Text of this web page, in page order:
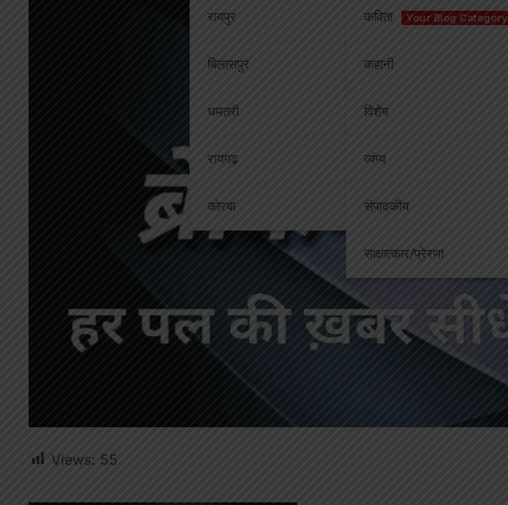
रायपुर
बिलासपुर
धमतरी
रायगढ़
कोरबा
कविता Your Blog Category
कहानी
विशेष
व्यंग्य
संपादकीय
साक्षात्कार/प्रेरणा
Views: 55